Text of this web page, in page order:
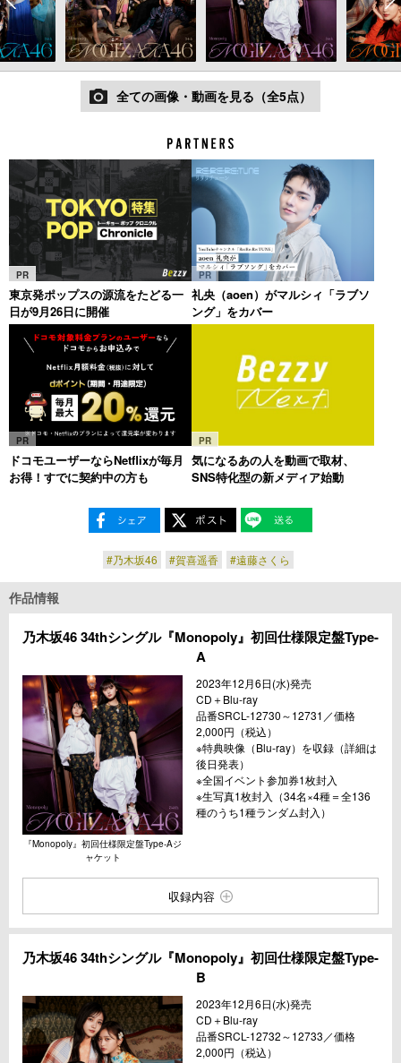
全ての画像・動画を見る（全5点）
PR
東京発ポップスの源流をたどる一
日が9月26日に開催
PR
礼央（aoen）がマルシィ「ラブソ
ング」をカバー
PR
ドコモユーザーならNetflixが毎月
お得！すでに契約中の方も
PR
気になるあの人を動画で取材、
SNS特化型の新メディア始動
#乃木坂46 #賀喜遥香 #遠藤さくら
作品情報
乃木坂46 34thシングル『Monopoly』初回仕様限定盤Type-
A
『Monopoly』初回仕様限定盤Type-Aジ
ャケット
2023年12月6日(水)発売
CD＋Blu-ray
品番SRCL-12730～12731／価格
2,000円（税込）
※特典映像（Blu-ray）を収録（詳細は
後日発表）
※全国イベント参加券1枚封入
※生写真1枚封入（34名×4種＝全136
種のうち1種ランダム封入）
収録内容
乃木坂46 34thシングル『Monopoly』初回仕様限定盤Type-
B
2023年12月6日(水)発売
CD＋Blu-ray
品番SRCL-12732～12733／価格
2,000円（税込）